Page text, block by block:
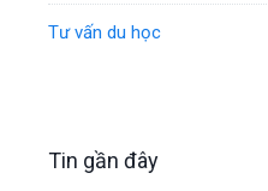
Tư vấn du học
Tin gần đây